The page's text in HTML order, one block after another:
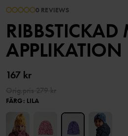
0 REVIEWS
RIBBSTICKAD
APPLIKATION
167 kr
FÄRG: LILA